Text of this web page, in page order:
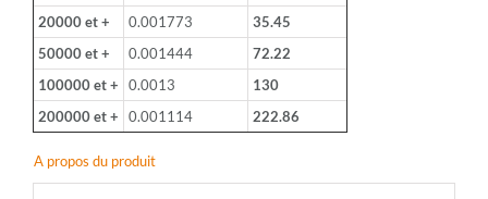
Tol.:
1%
-
1/16W
-
-
20000 et +
0.001773
35.45
50000 et +
0.001444
72.22
100000 et +
0.0013
130
200000 et +
0.001114 222.86
A propos du produit